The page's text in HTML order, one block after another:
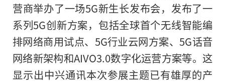
营商举办了一场5G新生长发布会，发布了一
系列5G创新方案，包括全球首个无线智能编
排网络商用试点、5G行业云网方案、5G话音
网络新架构和AIVO3.0数字化运营方案等。这
显示出中兴通讯本次参展主题已有雄厚的产